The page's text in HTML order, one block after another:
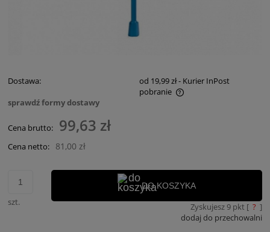
Dostawa: od 19,99 zł- Kurier InPost
pobranie
Cena nie zawiera ewentualnych kosztów płatności
sprawdź formy dostawy
Cena brutto: 99,63 zł
Cena netto: 81,00 zł
szt.
DO KOSZYKA
Zyskujesz 9pkt [ ? ]
dodaj do przechowalni